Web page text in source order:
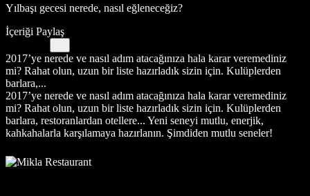
Yılbaşı gecesi nerede, nasıl eğleneceğiz?
İçeriği Paylaş
2017’ye nerede ve nasıl adım atacağınıza hala karar veremediniz
mi? Rahat olun, uzun bir liste hazırladık sizin için. Kulüplerden
barlara,...
2017’ye nerede ve nasıl adım atacağınıza hala karar veremediniz
mi? Rahat olun, uzun bir liste hazırladık sizin için. Kulüplerden
barlara, restoranlardan otellere... Yeni seneyi mutlu, enerjik,
kahkahalarla karşılamaya hazırlanın. Şimdiden mutlu seneler!